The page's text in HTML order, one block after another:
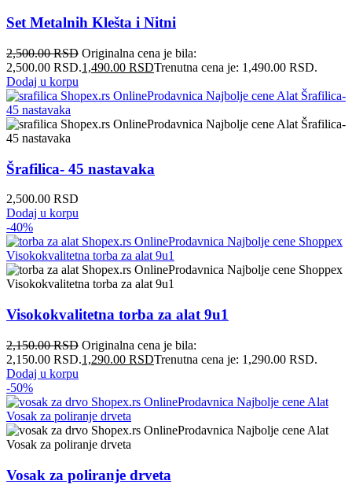
Set Metalnih Klešta i Nitni
2,500.00RSD Originalna cena je bila:
2,500.00 RSD.1,490.00 RSDTrenutna cena je: 1,490.00 RSD.
Dodaj u korpu
Šrafilica- 45 nastavaka
2,500.00 RSD
Dodaj u korpu
-40%
Visokokvalitetna torba za alat 9u1
2,150.00RSD Originalna cena je bila:
2,150.00 RSD.1,290.00 RSDTrenutna cena je: 1,290.00 RSD.
Dodaj u korpu
-50%
Vosak za poliranje drveta